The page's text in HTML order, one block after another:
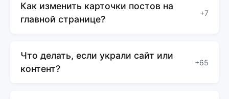
Как изменить карточки постов на
главной странице?
+7
Что делать, если украли сайт или
контент?
+65